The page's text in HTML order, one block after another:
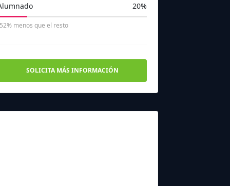
20%
menos que el resto
SOLICITA MÁS INFORMACIÓN